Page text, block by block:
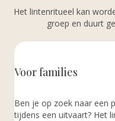
Het lintenritueel kan
groep en duurt
Voor families
Ben je op zoek naar een
tijdens een uitvaart? Het